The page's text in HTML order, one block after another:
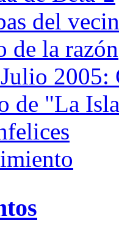
del
de la razón
2005:
de "La